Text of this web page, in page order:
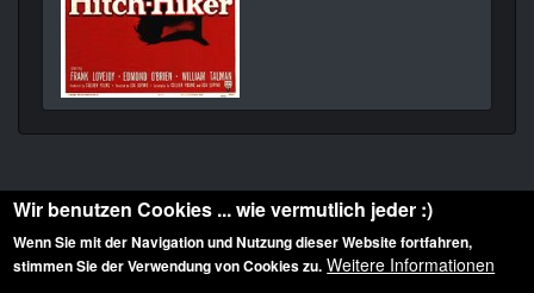
Diese Website ist urheberrechtlich geschützt: © 2010-2026 der Film Noir de. Alle
Wir benutzen Cookies ... wie vermutlich jeder :)
Wenn Sie mit der Navigation und Nutzung dieser Website fortfahren,
stimmen Sie der Verwendung von Cookies zu. Weitere Informationen